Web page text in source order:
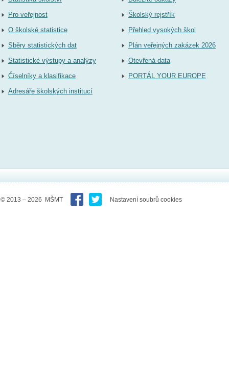
Pro veřejnost
O školské statistice
Sběry statistických dat
Statistické výstupy a analýzy
Číselníky a klasifikace
Adresáře školských institucí
Školský rejstřík
Přehled vysokých škol
Plán veřejných zakázek 2026
Otevřená data
PORTÁL YOUR EUROPE
© 2013 – 2026 MŠMT Nastavení soubrů cookies